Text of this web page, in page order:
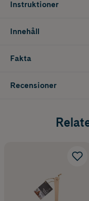
Instruktioner
Innehåll
Fakta
Recensioner